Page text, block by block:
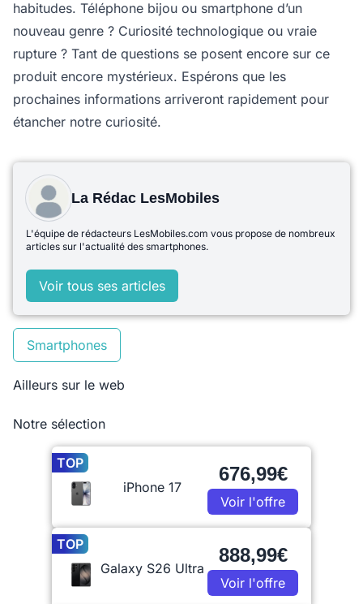
habitudes. Téléphone bijou ou smartphone d’un
nouveau genre ? Curiosité technologique ou vraie
rupture ? Tant de questions se posent encore sur ce
produit encore mystérieux. Espérons que les
prochaines informations arriveront rapidement pour
étancher notre curiosité.
La Rédac LesMobiles
L'équipe de rédacteurs LesMobiles.com vous propose de nombreux
articles sur l'actualité des smartphones.
Voir tous ses articles
Smartphones
Ailleurs sur le web
Notre sélection
TOP
iPhone 17
676,99€
Voir l'offre
TOP
Galaxy S26 Ultra
888,99€
Voir l'offre